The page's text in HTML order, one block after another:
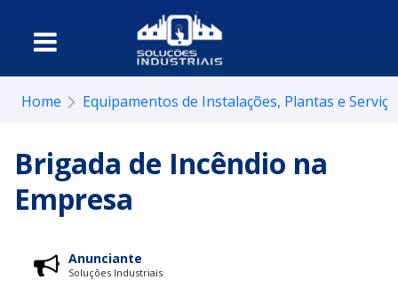
Home Equipamentos de Instalações, Plantas e
Brigada de Incêndio na
Empresa
Anunciante
Soluções Industriais